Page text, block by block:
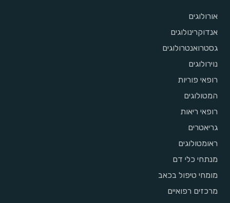
אורולוגים
אנדוקרינולוגים
גסטרואנטרולוגים
נוירולוגים
רופאי פוריות
המטולוגים
רופאי ריאות
גריאטרים
ראומטולוגים
מנתחי כלי דם
מומחי טיפול בכאב
מרכזים רפואיים